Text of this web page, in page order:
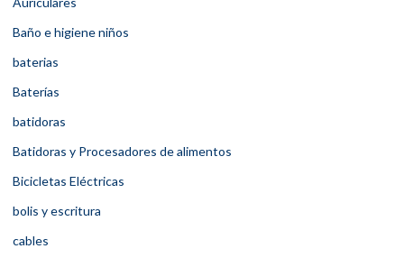
Baño e higiene niños
baterias
Baterías
batidoras
Batidoras y Procesadores de alimentos
Bicicletas Eléctricas
bolis y escritura
cables